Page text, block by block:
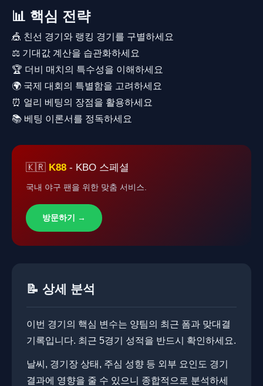
📊 핵심 전략
🎪 친선 경기와 랭킹 경기를 구별하세요
⚖️ 기대값 계산을 습관화하세요
🏆 더비 매치의 특수성을 이해하세요
🌍 국제 대회의 특별함을 고려하세요
⏰ 얼리 베팅의 장점을 활용하세요
📚 베팅 이론서를 정독하세요
🇰🇷 K88 - KBO 스페셜
국내 야구 팬을 위한 맞춤 서비스.
방문하기 →
📝 상세 분석
이번 경기의 핵심 변수는 양팀의 최근 폼과 맞대결
기록입니다. 최근 5경기 성적을 반드시 확인하세요.
날씨, 경기장 상태, 주심 성향 등 외부 요인도 경기
결과에 영향을 줄 수 있으니 종합적으로 분석하세